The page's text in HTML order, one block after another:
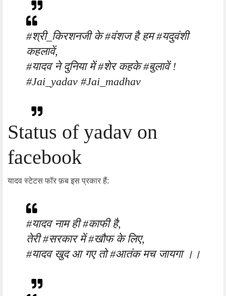
#श्री_किरशनजी के #वंशज है हम #यदुवंशी
कहलावें,
#यादव ने दुनिया में #शेर कहके #बुलावें !
#Jai_yadav #Jai_madhav
Status of yadav on
facebook
यादव स्टेटस फॉर फ़ब इस प्रकार हैं:
#यादव नाम ही #काफी है,
तेरी #सरकार में #खौफ के लिए,
#यादव खुद आ गए तो #आतंक मच जायगा ।।